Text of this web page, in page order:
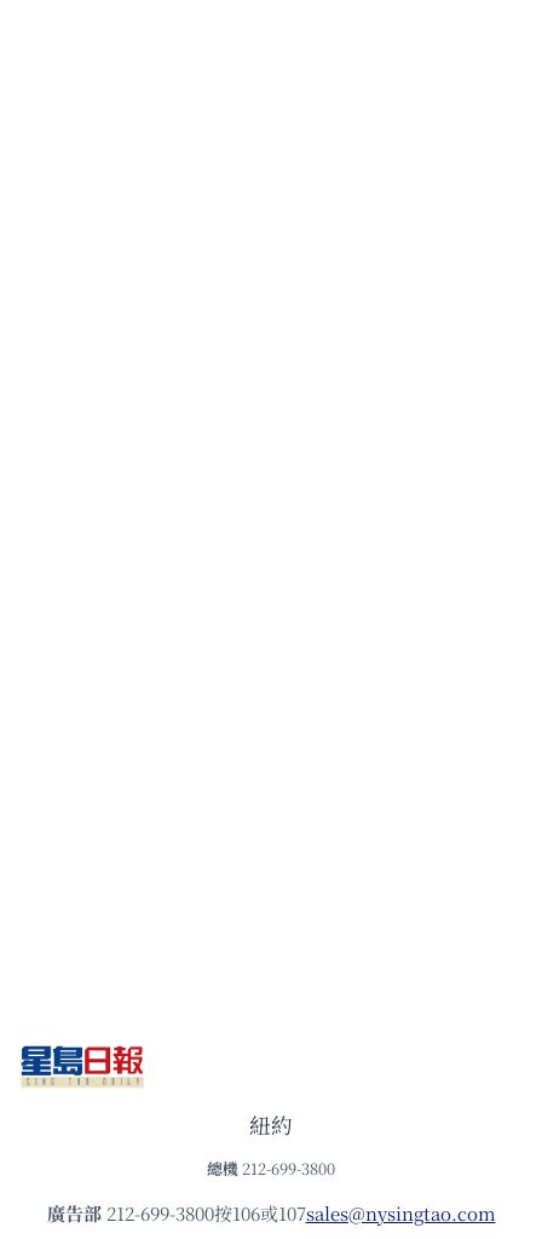
紐約
總機 212-699-3800
廣告部212-699-3800按106或107sales@nysingtao.com